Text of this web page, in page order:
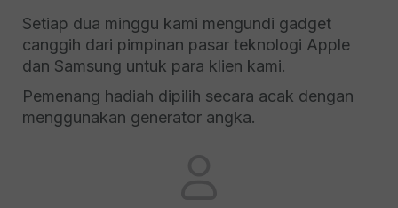
Setiap dua minggu kami mengundi gadget
canggih dari pimpinan pasar teknologi Apple
dan Samsung untuk para klien kami.
Pemenang hadiah dipilih secara acak dengan
menggunakan generator angka.